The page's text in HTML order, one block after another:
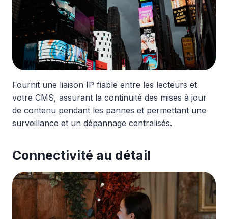
Fournit une liaison IP fiable entre les lecteurs et
votre CMS, assurant la continuité des mises à jour
de contenu pendant les pannes et permettant une
surveillance et un dépannage centralisés.
Connectivité au détail